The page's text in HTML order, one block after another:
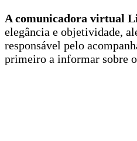
A comunicadora virtual
elegância e objetividade,
responsável pelo
primeiro a informar sobre